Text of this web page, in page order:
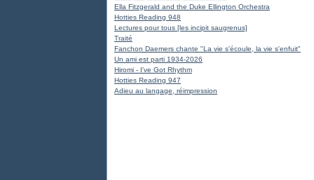
Ella Fitzgerald and the Duke Ellington Orchestra
Hotties Reading 948
Lectures pour tous [les incipit saugrenus]
Traité
Fanchon Daemers chante "La vie s'écoule, la vie s'enfuit"
Un ami est parti 1934-2026
Hiromi - I've Got Rhythm
Hotties Reading 947
Adieu au langage, réimpression